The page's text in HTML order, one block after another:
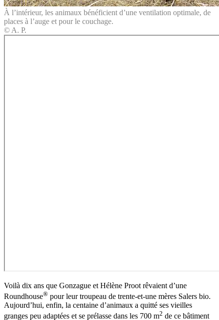
À l’intérieur, les animaux bénéficient d’une ventilation optimale, de
places à l’auge et pour le couchage.
© A. P.
Voilà dix ans que Gonzague et Hélène Proot rêvaient d’une
Roundhouse® pour leur troupeau de trente-et-une mères Salers bio.
Aujourd’hui, enfin, la centaine d’animaux a quitté ses vieilles
granges peu adaptées et se prélasse dans les 700 m2 de ce bâtiment